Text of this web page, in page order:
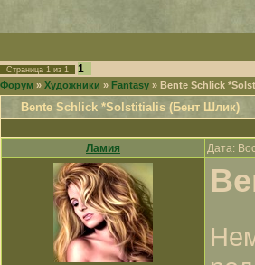
Страница 1 из 1 1
Форум » Художники » Fantasy » Bente Schlick
Bente Schlick *Solstitialis (Бент Шлик)
Ламия Дата: